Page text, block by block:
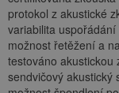
protokol z akustické
variabilita
možnost řetěžení a
testováno akustickou
sendvičový akustický